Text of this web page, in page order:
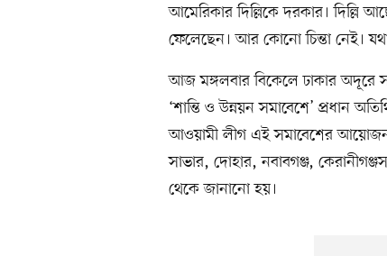
আমেরিকার দিল্লিকে দরকার। দিল্লি
ফেলেছেন। আর কোনো চিন্তা নেই।
আজ মঙ্গলবার বিকেলে ঢাকার অদূরে
‘শান্তি ও উন্নয়ন সমাবেশে’ প্রধান
আওয়ামী লীগ এই সমাবেশের আয়োজন
সাভার, দোহার, নবাবগঞ্জ,
থেকে জানানো হয়।